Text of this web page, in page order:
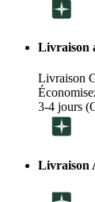
Livraison
Livraison
3-4 jours
Livraison